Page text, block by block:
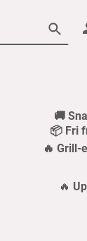
🚚
📦 Fri
🔥 Grill-
🔥